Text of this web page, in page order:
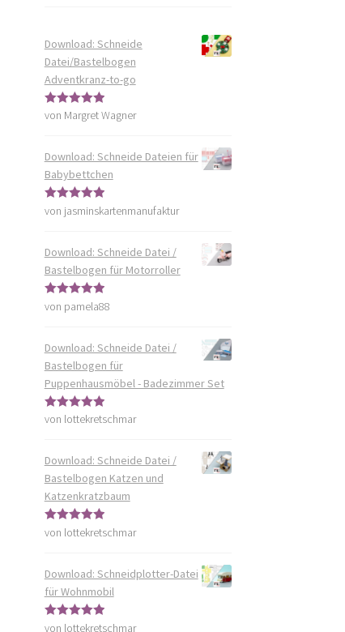
Download: Schneide
Datei/Bastelbogen
Adventkranz-to-go
Bewertet mit
von Margret Wagner
Download: Schneide Dateien für
Babybettchen
Bewertet mit
von jasminskartenmanufaktur
Download: Schneide Datei /
Bastelbogen für Motorroller
Bewertet mit
von pamela88
Download: Schneide Datei /
Bastelbogen für
Puppenhausmöbel - Badezimmer Set
Bewertet mit
von lottekretschmar
Download: Schneide Datei /
Bastelbogen Katzen und
Katzenkratzbaum
Bewertet mit
von lottekretschmar
Download: Schneidplotter-Datei
für Wohnmobil
Bewertet mit
von lottekretschmar